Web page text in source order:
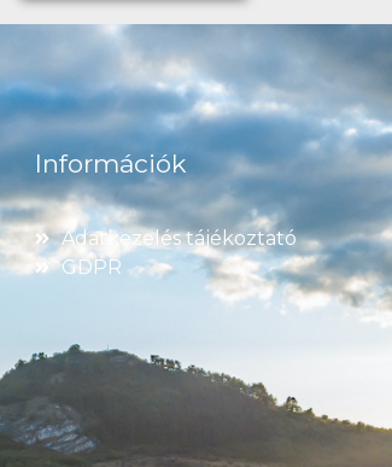
Információk
Adatkezelés tájékoztató
GDPR